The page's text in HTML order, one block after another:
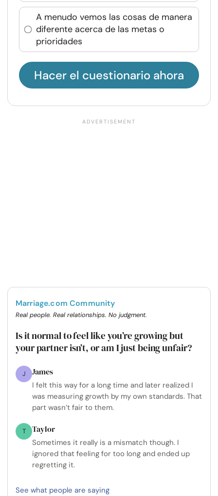
A menudo vemos las cosas de manera
diferente acerca de las metas o
prioridades
Hacer el cuestionario ahora
Marriage.com Community
Real people. Real relationships. No judgment.
Is it normal to feel like you’re growing but
your partner isn’t, or am I just being unfair?
J James
I felt this way for a long time and later realized I
was measuring growth by my own standards. That
part wasn’t fair to them.
T Taylor
Sometimes it really is a mismatch though. I
ignored that feeling for too long and ended up
regretting it.
See what people are saying